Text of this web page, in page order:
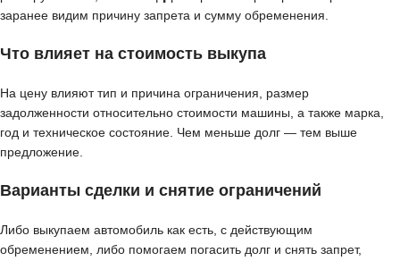
заранее видим причину запрета и сумму обременения.
Что влияет на стоимость выкупа
На цену влияют тип и причина ограничения, размер
задолженности относительно стоимости машины, а также марка,
год и техническое состояние. Чем меньше долг — тем выше
предложение.
Варианты сделки и снятие ограничений
Либо выкупаем автомобиль как есть, с действующим
обременением, либо помогаем погасить долг и снять запрет,